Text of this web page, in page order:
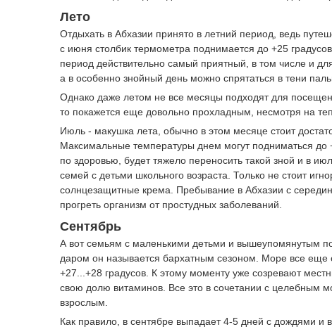
Лето
Отдыхать в Абхазии принято в летний период, ведь
с июня столбик термометра поднимается до +25
период действительно самый приятный, в том числе и
а в особенно знойный день можно спрятаться в тени
Однако даже летом не все месяцы подходят для
то покажется еще довольно прохладным, несмотря на
Июль - макушка лета, обычно в этом месяце стоит
Максимальные температуры днем могут подниматься
по здоровью, будет тяжело переносить такой зной и в
семей с детьми школьного возраста. Только не стоит
солнцезащитные крема. Пребывание в Абхазии с
прогреть организм от простудных заболеваний.
Сентябрь
А вот семьям с маленькими детьми и вышеупомянутым
даром он называется бархатным сезоном. Море все еще
+27...+28 градусов. К этому моменту уже созревают
свою долю витаминов. Все это в сочетании с целебным
взрослым.
Как правило, в сентябре выпадает 4-5 дней с дождями и